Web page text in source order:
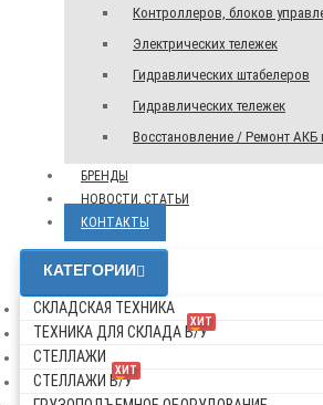
Контроллеров, блоков
Электрических тележек
Гидравлических штабелеров
Гидравлических тележек
Восстановление / Ремонт АКБ
БРЕНДЫ
НОВОСТИ, СТАТЬИ
КОНТАКТЫ
КАТЕГОРИИ
СКЛАДСКАЯ ТЕХНИКА
ХИТ
ТЕХНИКА ДЛЯ СКЛАДА Б/У
СТЕЛЛАЖИ
ХИТ
СТЕЛЛАЖИ Б/У